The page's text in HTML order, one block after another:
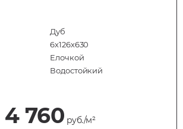
Дуб
6х126х630
Елочкой
Водостойкий
4 760 руб./м²